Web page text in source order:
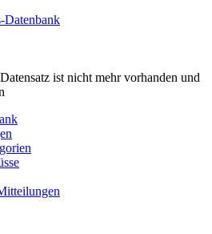
Datenbank
ist nicht mehr vorhanden und